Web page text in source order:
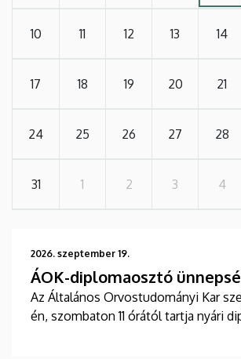
10 11 12 13 14
17 18 19 20 21
24 25 26 27 28
31 1 2 3 4
2026. szeptember 19.
ÁOK-diplomaosztó
Az Általános Orvostudományi Kar
én, szombaton 11 órától tartja nyári